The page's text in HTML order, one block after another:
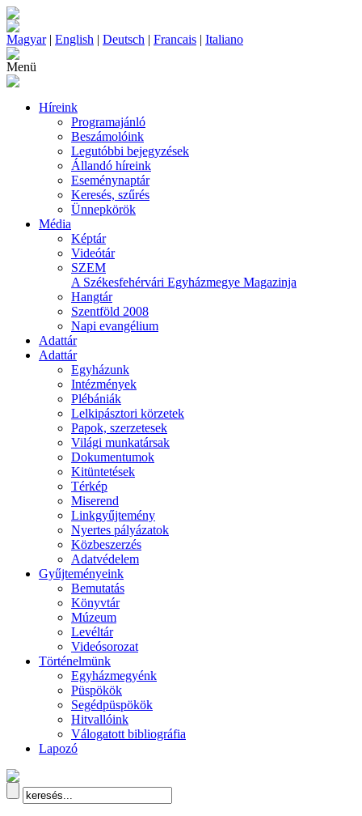
Magyar| English | Deutsch | Francais | Italiano
Menü
Híreink
Programajánló
Beszámolóink
Legutóbbi bejegyzések
Állandó híreink
Eseménynaptár
Keresés, szűrés
Ünnepkörök
Média
Képtár
Videótár
SZEM
A Székesfehérvári Egyházmegye Magazinja
Hangtár
Szentföld 2008
Napi evangélium
Adattár
Adattár
Egyházunk
Intézmények
Plébániák
Lelkipásztori körzetek
Papok, szerzetesek
Világi munkatársak
Dokumentumok
Kitüntetések
Térkép
Miserend
Linkgyűjtemény
Nyertes pályázatok
Közbeszerzés
Adatvédelem
Gyűjteményeink
Bemutatás
Könyvtár
Múzeum
Levéltár
Videósorozat
Történelmünk
Egyházmegyénk
Püspökök
Segédpüspökök
Hitvallóink
Válogatott bibliográfia
Lapozó